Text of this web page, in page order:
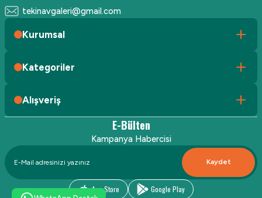
tekinavgaleri@gmail.com
Kurumsal
Kategoriler
Alışveriş
E-Bülten
Kampanya Habercisi
Kaydet
App Store Google Play